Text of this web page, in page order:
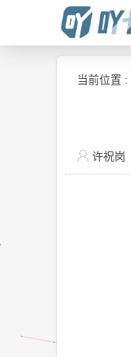
当前位置 :
许祝岗